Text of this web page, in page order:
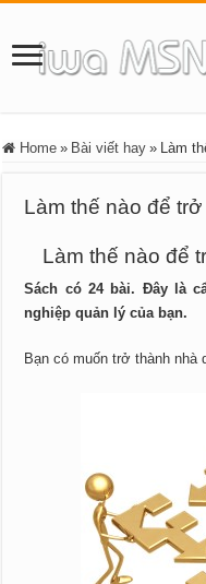
Home » Bài viết hay » Làm
Làm thế nào để
Làm thế nào để
Sách có 24 bài. Đây là
nghiệp quản lý của bạn.
Bạn có muốn trở thành nhà